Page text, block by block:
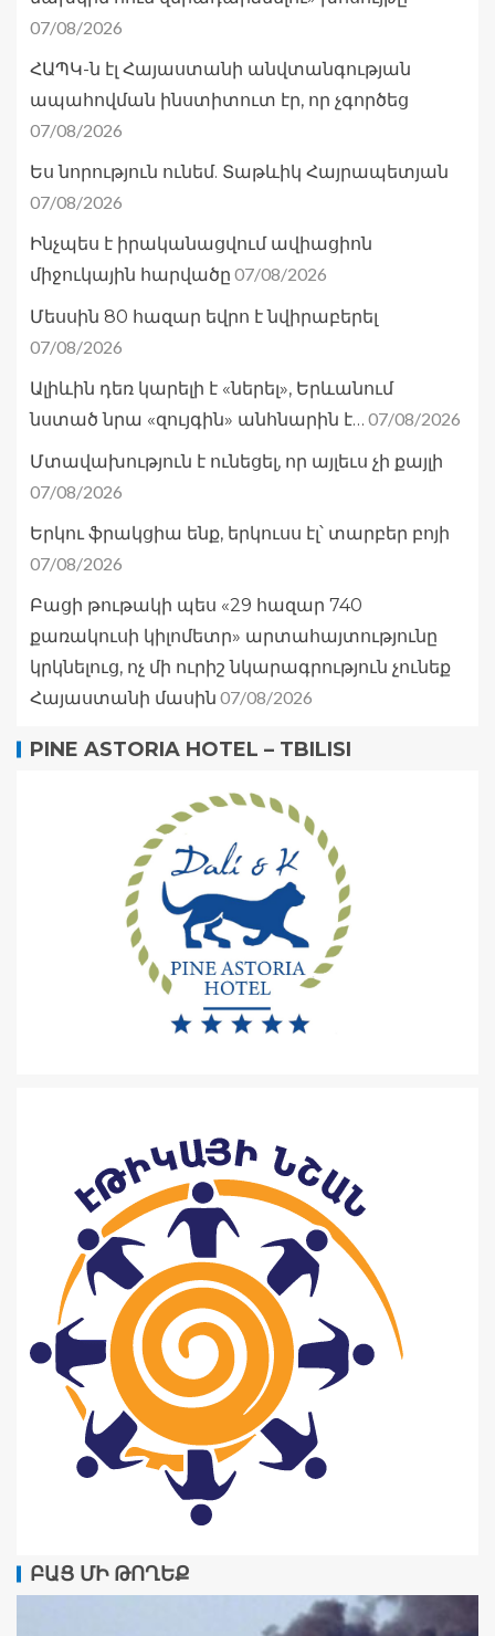
07/08/2026
ՀԱՊԿ-ն էլ Հայաստանի անվտանգության
ապահովման ինստիտուտ էր, որ չգործեց
07/08/2026
Ես նորություն ունեմ. Տաթևիկ Հայրապետյան
07/08/2026
Ինչպես է իրականացվում ավիացիոն
միջուկային հարվածը 07/08/2026
Մեսսին 80 հազար եվրո է նվիրաբերել
07/08/2026
Ալիևին դեռ կարելի է «ներել», Երևանում
նստած նրա «զույգին» անհնարին է… 07/08/2026
Մտավախություն է ունեցել, որ այլեւս չի քայլի
07/08/2026
Երկու ֆրակցիա ենք, երկուսս էլ՝ տարբեր բոյի
07/08/2026
Բացի թութակի պես «29 հազար 740
քառակուսի կիլոմետր» արտահայտությունը
կրկնելուց, ոչ մի ուրիշ նկարագրություն չունեք
Հայաստանի մասին 07/08/2026
PINE ASTORIA HOTEL – TBILISI
ԲԱՑ ՄԻ ԹՈՂԵՔ